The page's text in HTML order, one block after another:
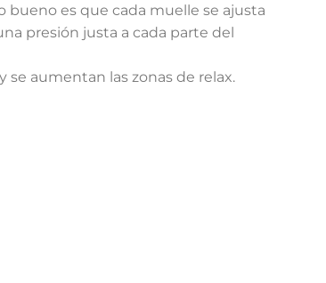
bueno es que cada muelle se ajusta
presión justa a cada parte del
aumentan las zonas de relax.